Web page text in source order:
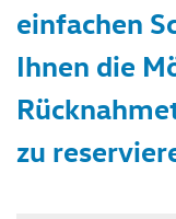
einfachen
Ihnen die
zu